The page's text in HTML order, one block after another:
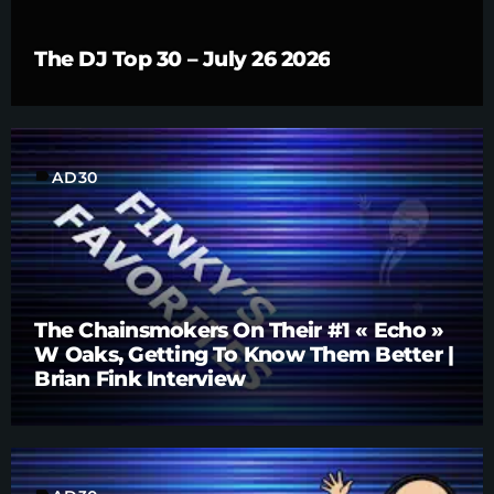
The DJ Top 30 – July 26 2026
labelAD30
The Chainsmokers On Their #1 « Echo »
W Oaks, Getting To Know Them Better |
Brian Fink Interview